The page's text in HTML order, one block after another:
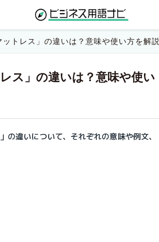
ットレス」の違いは？意味や使い方を解説
ス」の違いは？意味や使い
の違いについて、それぞれの意味や例文、